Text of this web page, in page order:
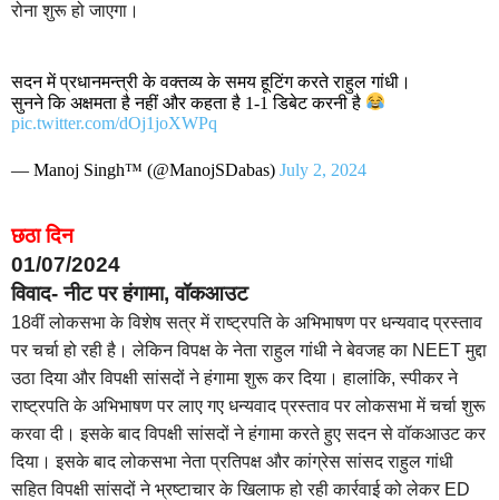
रोना शुरू हो जाएगा।
सदन में प्रधानमन्त्री के वक्तव्य के समय हूटिंग करते राहुल गांधी।
सुनने कि अक्षमता है नहीं और कहता है 1-1 डिबेट करनी है
pic.twitter.com/dOj1joXWPq
— Manoj Singh™ (@ManojSDabas) July 2, 2024
छठा दिन
01/07/2024
विवाद- नीट पर हंगामा, वॉकआउट
18वीं लोकसभा के विशेष सत्र में राष्ट्रपति के अभिभाषण पर धन्यवाद प्रस्ताव
पर चर्चा हो रही है। लेकिन विपक्ष के नेता राहुल गांधी ने बेवजह का NEET मुद्दा
उठा दिया और विपक्षी सांसदों ने हंगामा शुरू कर दिया। हालांकि, स्पीकर ने
राष्ट्रपति के अभिभाषण पर लाए गए धन्यवाद प्रस्ताव पर लोकसभा में चर्चा शुरू
करवा दी। इसके बाद विपक्षी सांसदों ने हंगामा करते हुए सदन से वॉकआउट कर
दिया। इसके बाद लोकसभा नेता प्रतिपक्ष और कांग्रेस सांसद राहुल गांधी
सहित विपक्षी सांसदों ने भ्रष्टाचार के खिलाफ हो रही कार्रवाई को लेकर ED